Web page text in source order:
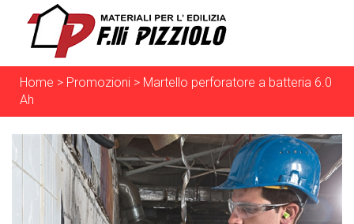
Home > Promozioni > Martello perforatore a batteria 6.0
Ah